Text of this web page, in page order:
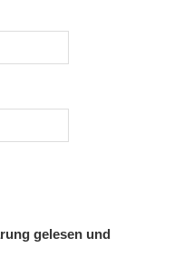
gelesen und